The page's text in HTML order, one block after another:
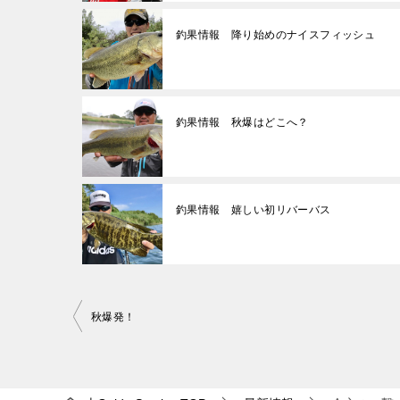
釣果情報 降り始めのナイスフィッシュ
釣果情報 秋爆はどこへ？
釣果情報 嬉しい初リバーバス
投秋爆発！